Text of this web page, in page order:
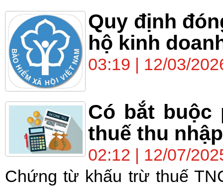
Quy định
hộ kinh
03:19 | 12/03/
Có bắt
thuế thu
02:12 | 12/07/
Chứng từ khấu trừ thuế